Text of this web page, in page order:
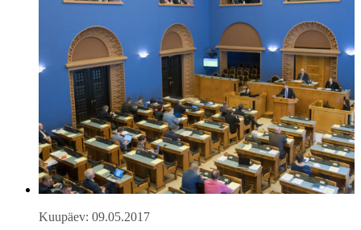
Kuupäev: 09.05.2017